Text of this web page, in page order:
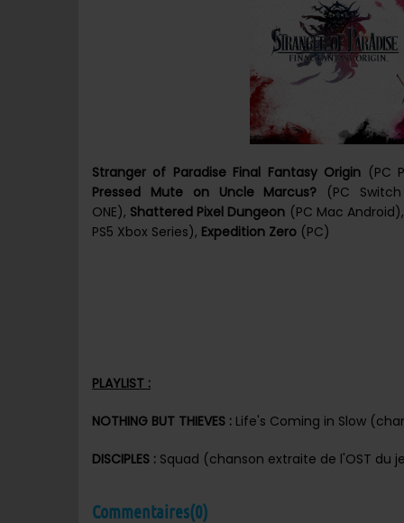
Stranger of Paradise Final Fantasy Origin (PC
Pressed Mute on Uncle Marcus? (PC
ONE), Shattered Pixel Dungeon (PC Mac Android),
PS5 Xbox Series), Expedition Zero (PC)
PLAYLIST :
NOTHING BUT THIEVES : Life's Coming in Slow
DISCIPLES : Squad (chanson extraite de l'OST du
Commentaires(0)